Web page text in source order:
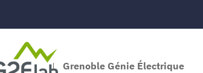
Grenoble Génie Électrique